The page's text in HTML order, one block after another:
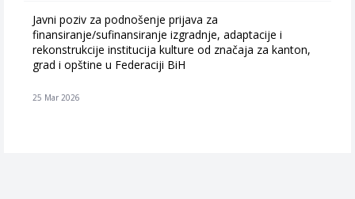
Javni poziv za podnošenje prijava za
finansiranje/sufinansiranje izgradnje, adaptacije i
rekonstrukcije institucija kulture od značaja za kanton,
grad i opštine u Federaciji BiH
25 Mar 2026